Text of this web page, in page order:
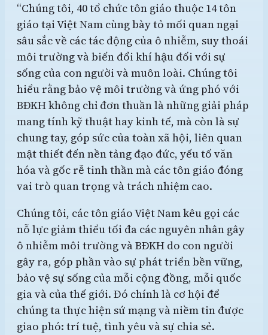
“Chúng tôi, 40 tổ chức tôn giáo thuộc 14 tôn
giáo tại Việt Nam cùng bày tỏ mối quan ngại
sâu sắc về các tác động của ô nhiễm, suy thoái
môi trường và biến đổi khí hậu đối với sự
sống của con người và muôn loài. Chúng tôi
hiểu rằng bảo vệ môi trường và ứng phó với
BĐKH không chỉ đơn thuần là những giải pháp
mang tính kỹ thuật hay kinh tế, mà còn là sự
chung tay, góp sức của toàn xã hội, liên quan
mật thiết đến nền tảng đạo đức, yếu tố văn
hóa và gốc rễ tinh thần mà các tôn giáo đóng
vai trò quan trọng và trách nhiệm cao.
Chúng tôi, các tôn giáo Việt Nam kêu gọi các
nỗ lực giảm thiểu tối đa các nguyên nhân gây
ô nhiễm môi trường và BĐKH do con người
gây ra, góp phần vào sự phát triển bền vững,
bảo vệ sự sống của mỗi cộng đồng, mỗi quốc
gia và của thế giới. Đó chính là cơ hội để
chúng ta thực hiện sứ mạng và niềm tin được
giao phó: trí tuệ, tình yêu và sự chia sẻ.